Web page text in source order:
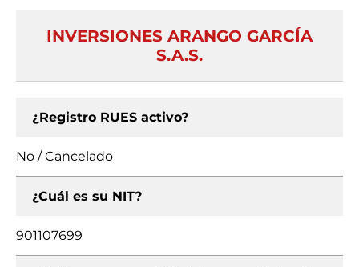
INVERSIONES ARANGO GARCÍA
S.A.S.
¿Registro RUES activo?
No / Cancelado
¿Cuál es su NIT?
901107699